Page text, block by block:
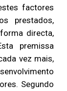
factores
prestados,
directa,
premissa
vez mais,
Segundo